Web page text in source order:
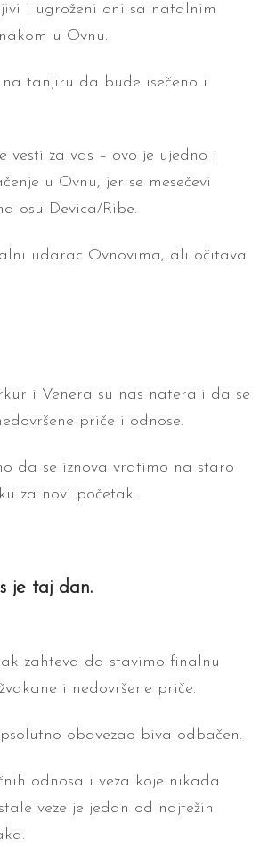
i ugroženi oni sa natalnim
u Ovnu.
tanjiru da bude isečeno i
vesti za vas – ovo je ujedno i
u Ovnu, jer se mesečevi
osu Devica/Ribe.
udarac Ovnovima, ali očitava
i Venera su nas naterali da se
priče i odnose.
da se iznova vratimo na staro
za novi početak.
je taj dan.
zahteva da stavimo finalnu
i nedovršene priče.
obavezao biva odbačen.
odnosa i veza koje nikada
veze je jedan od najtežih